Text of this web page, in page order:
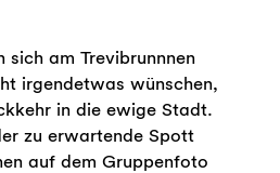
am Trevibrunnnen
irgendetwas wünschen,
in die ewige Stadt.
zu erwartende Spott
auf dem Gruppenfoto